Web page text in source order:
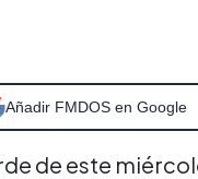
Añadir FMDOS en Google
de este